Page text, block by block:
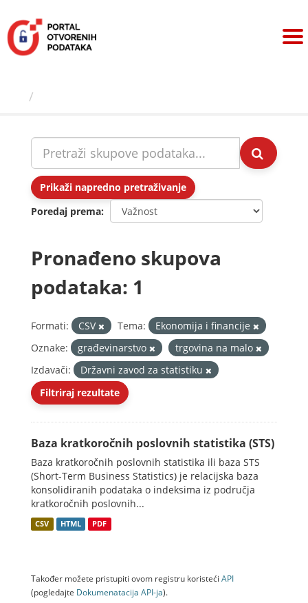
sadržaj
Prikaži napredno pretraživanje
Poredaj prema
Pronađeno skupova
podataka: 1
Formati: CSV Tema:
Ekonomija i financije
Oznake:
građevinarstvo
trgovina na malo
Izdavači:
Državni zavod za statistiku
Filtriraj rezultate
Baza kratkoročnih poslovnih statistika (STS)
Baza kratkoročnih poslovnih statistika ili baza STS
(Short-Term Business Statistics) je relacijska baza
konsolidiranih podataka o indeksima iz područja
kratkoročnih poslovnih...
CSV HTML PDF
Također možete pristupiti ovom registru koristeći API
(pogledajte Dokumenаtаcijа API-jа).